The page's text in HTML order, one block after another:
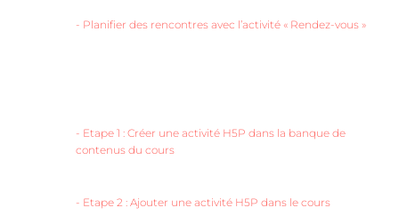
- Planifier des rencontres avec l’activité « Rendez-vous »
- Etape 1 : Créer une activité H5P dans la banque de
contenus du cours
- Etape 2 : Ajouter une activité H5P dans le cours